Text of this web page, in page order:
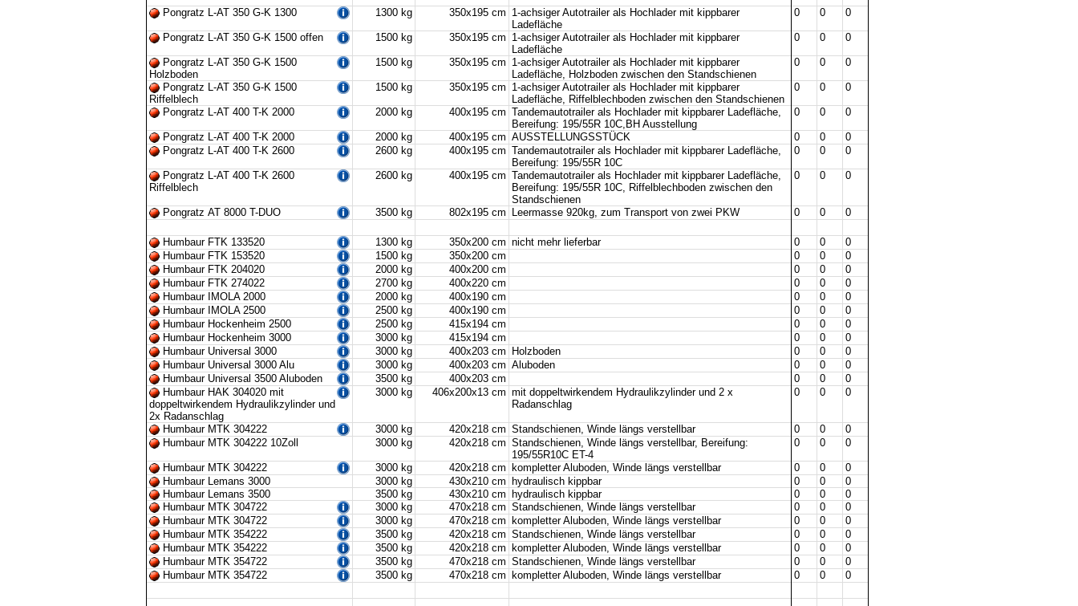
Pongratz L-AT 350 G-K 1300 1300 kg 350x195 cm 1-achsiger Autotrailer als Hochlader mit kippbarer
Ladefläche
0 0 0
Pongratz L-AT 350 G-K 1500 offen 1500 kg 350x195 cm 1-achsiger Autotrailer als Hochlader mit kippbarer
Ladefläche
0 0 0
Pongratz L-AT 350 G-K 1500
Holzboden
1500 kg 350x195 cm 1-achsiger Autotrailer als Hochlader mit kippbarer
Ladefläche, Holzboden zwischen den Standschienen
0 0 0
Pongratz L-AT 350 G-K 1500
Riffelblech
1500 kg 350x195 cm 1-achsiger Autotrailer als Hochlader mit kippbarer
Ladefläche, Riffelblechboden zwischen den Standschienen
0 0 0
Pongratz L-AT 400 T-K 2000 2000 kg 400x195 cm Tandemautotrailer als Hochlader mit kippbarer Ladefläche,
Bereifung: 195/55R 10C,BH Ausstellung
0 0 0
Pongratz L-AT 400 T-K 2000 2000 kg 400x195 cm AUSSTELLUNGSSTÜCK 0 0
0
Pongratz L-AT 400 T-K 2600
2600 kg 400x195 cm Tandemautotrailer als Hochlader mit kippbarer Ladefläche,
Bereifung: 195/55R 10C
0 0 0
Pongratz L-AT 400 T-K 2600
Riffelblech
2600 kg 400x195 cm Tandemautotrailer als Hochlader mit kippbarer Ladefläche,
Bereifung: 195/55R 10C, Riffelblechboden zwischen den
Standschienen
0 0 0
Pongratz AT 8000 T-DUO 3500 kg 802x195 cm Leermasse 920kg, zum Transport von zwei PKW 0 0 0
Humbaur FTK 133520 1300 kg 350x200 cm nicht mehr lieferbar 0 0
0
Humbaur FTK 153520
1500 kg 350x200 cm 0 0
0
Humbaur FTK 204020
2000 kg 400x200 cm 0 0
0
Humbaur FTK 274022
2700 kg 400x220 cm 0 0
0
Humbaur IMOLA 2000
2000 kg 400x190 cm 0 0
0
Humbaur IMOLA 2500
2500 kg 400x190 cm 0 0
0
Humbaur Hockenheim 2500
2500 kg 415x194 cm 0 0
0
Humbaur Hockenheim 3000
3000 kg 415x194 cm 0 0
0
Humbaur Universal 3000
3000 kg 400x203 cm Holzboden 0 0
0
Humbaur Universal 3000 Alu
3000 kg 400x203 cm Aluboden 0 0
0
Humbaur Universal 3500 Aluboden
3500 kg 400x203 cm 0 0
0
Humbaur HAK 304020 mit
doppeltwirkendem Hydraulikzylinder und
2x Radanschlag
3000 kg 406x200x13 cm mit doppeltwirkendem Hydraulikzylinder und 2 x
Radanschlag
0 0 0
Humbaur MTK 304222 3000 kg 420x218 cm Standschienen, Winde längs verstellbar 0 0
0
Humbaur MTK 304222 10Zoll
3000 kg 420x218 cm Standschienen, Winde längs verstellbar, Bereifung:
195/55R10C ET-4
0 0 0
Humbaur MTK 304222 3000 kg 420x218 cm kompletter Aluboden, Winde längs verstellbar 0 0
0
Humbaur Lemans 3000
3000 kg 430x210 cm hydraulisch kippbar 0 0
0
Humbaur Lemans 3500
3500 kg 430x210 cm hydraulisch kippbar 0 0
0
Humbaur MTK 304722
3000 kg 470x218 cm Standschienen, Winde längs verstellbar 0 0
0
Humbaur MTK 304722
3000 kg 470x218 cm kompletter Aluboden, Winde längs verstellbar 0 0
0
Humbaur MTK 354222
3500 kg 420x218 cm Standschienen, Winde längs verstellbar 0 0
0
Humbaur MTK 354222
3500 kg 420x218 cm kompletter Aluboden, Winde längs verstellbar 0 0
0
Humbaur MTK 354722
3500 kg 470x218 cm Standschienen, Winde längs verstellbar 0 0
0
Humbaur MTK 354722
3500 kg 470x218 cm kompletter Aluboden, Winde längs verstellbar 0 0 0